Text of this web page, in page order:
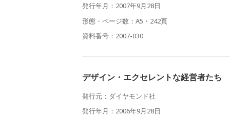
発行年月：2007年9月28日
形態・ページ数：A5・242頁
資料番号：2007-030
デザイン・エクセレントな経営者たち
発行元：ダイヤモンド社
発行年月：2006年9月28日